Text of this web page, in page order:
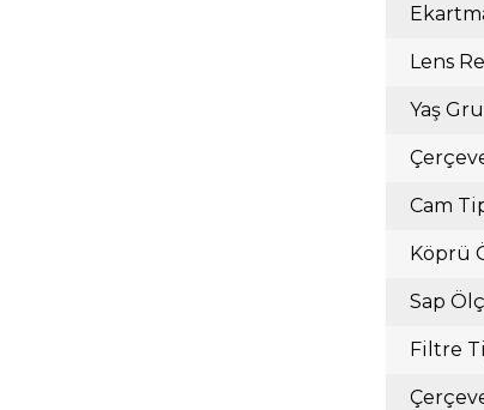
Lens
Yaş
Cam
Köprü
Sap
Filtre